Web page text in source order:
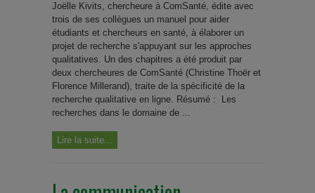
Joëlle Kivits, chercheure à ComSanté, édite avec
trois de ses collègues un manuel pour aider
étudiants et chercheurs en santé, à élaborer un
projet de recherche s'appuyant sur les approches
qualitatives. Un des chapitres a été produit par
deux chercheures de ComSanté (Christine Thoër et
Florence Millerand), traite de la spécificité de la
recherche qualitative en ligne. Résumé : Les
recherches dans le domaine de ...
Lire la suite...